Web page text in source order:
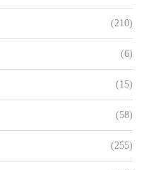
(210)
(6)
(15)
(58)
(255)